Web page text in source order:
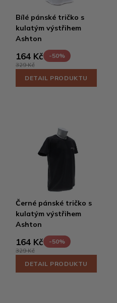
Bílé pánské tričko s
kulatým výstřihem
Ashton
164 Kč
-50%
329 Kč
DETAIL PRODUKTU
Černé pánské tričko s
kulatým výstřihem
Ashton
164 Kč
-50%
329 Kč
DETAIL PRODUKTU